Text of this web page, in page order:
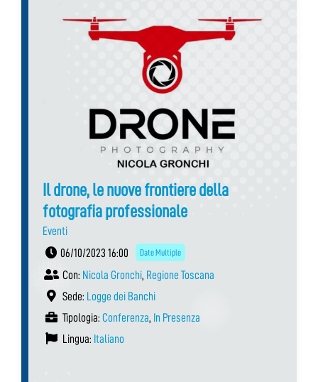
Il drone, le nuove frontiere della
fotografia professionale
Eventi
06/10/2023 16:00
Date Multiple
Con: Nicola Gronchi, Regione Toscana
Sede: Logge dei Banchi
Tipologia: Conferenza, In Presenza
Lingua: Italiano